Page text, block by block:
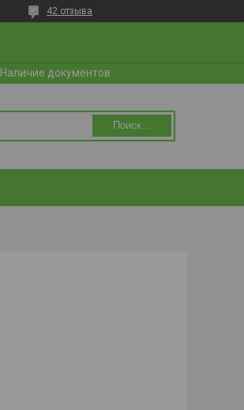
42 отзыва
Наличие документов
Поиск...